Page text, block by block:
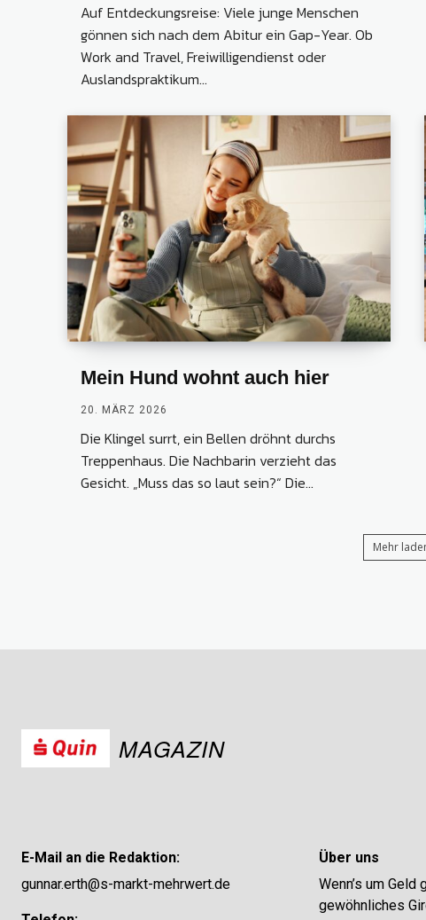
Auf Entdeckungsreise: Viele junge Menschen
gönnen sich nach dem Abitur ein Gap-Year. Ob
Work and Travel, Freiwilligendienst oder
Auslandspraktikum...
Mein Hund wohnt auch hier
20. MÄRZ 2026
Die Klingel surrt, ein Bellen dröhnt durchs
Treppenhaus. Die Nachbarin verzieht das
Gesicht. „Muss das so laut sein?“ Die...
Mehr
MAGAZIN
E-Mail an die Redaktion:
gunnar.erth@s-markt-mehrwert.de
Über uns
Wenn’s um
gewöhnliches